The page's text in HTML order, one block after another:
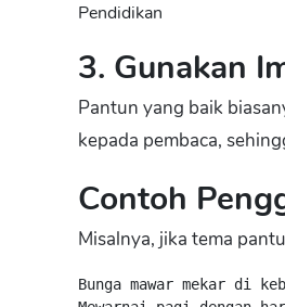
Pendidikan
3. Gunakan
Pantun yang baik
kepada pembaca,
Contoh
Misalnya, jika tema
Bunga mawar mekar di